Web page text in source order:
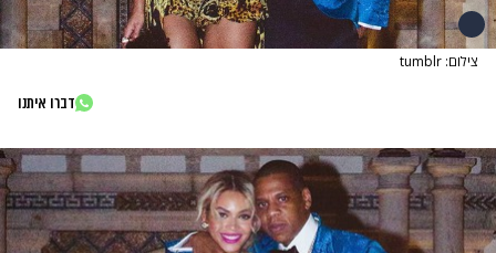
צילום: tumblr
דברו איתנו